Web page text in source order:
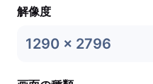
解像度
1290 x 2796